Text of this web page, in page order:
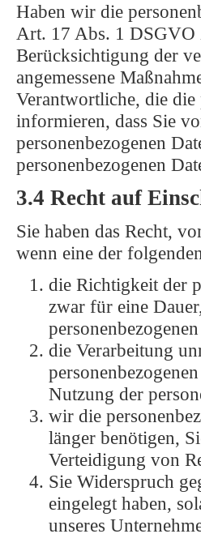
Haben wir die
Art. 17 Abs. 1 DSGVO
Berücksichtigung der
angemessene
Verantwortliche, die die
informieren, dass Sie
personenbezogenen
personenbezogenen
3.4 Recht auf
Sie haben das Recht,
wenn eine der
die Richtigkeit der
zwar für eine
die Verarbeitung
Nutzung der
wir die
länger benötigen,
Verteidigung von
Sie Widerspruch
eingelegt haben,
unseres